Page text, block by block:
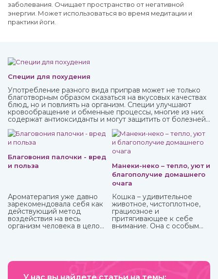
заболевания. Очищает пространство от негативной
энергии. Может использоваться во время медитации и
практики йоги.
Специи для похудения
Употребление разного вида приправ может не только
благотворным образом сказаться на вкусовых качествах
блюд, но и повлиять на организм. Специи улучшают
кровообращение и обменные процессы, многие из них
содержат антиоксиданты и могут защитить от болезней,
чисто восточные, вы можете купить в интернет-магазине
ИндоКитай.
Благовония палочки - вред
и польза
Ароматерапия уже давно
зарекомендовала себя как
действующий метод
воздействия на весь
организм человека в целом:
ароматерапии, бывают
разные составы.
Манеки-неко – тепло, уют и
благополучие домашнего
очага
Кошка – удивительное
животное, чистоплотное,
грациозное и
притягивающее к себе
внимание. Она с особым